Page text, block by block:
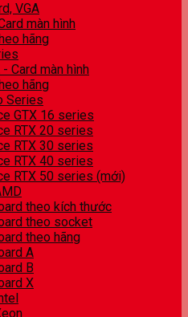
VGA
màn hình
hãng
Card màn hình
hãng
Series
GTX 16 series
RTX 20 series
RTX 30 series
RTX 40 series
RTX 50 series (mới)
theo kích thước
theo socket
theo hãng
A
B
X